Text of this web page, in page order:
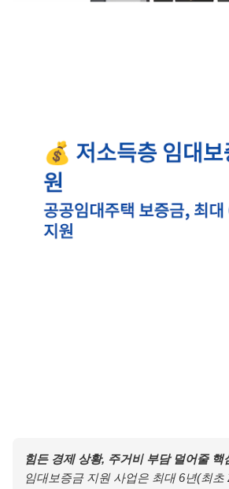
힘든 경제 상황, 주거비 부담 덜어줄 핵
임대보증금 지원 사업은 최대 6년(최초